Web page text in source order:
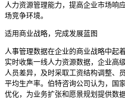
人力资源管理能力，提高企业市场响
场竞争环境。
适用商业战略，完成发展蓝图
人事管理数据在企业的商业战略中起
实时收集一线人力资源数据，企业高
人员差异，及时采取工资结构调整、
平均生产率。伯特咨询公司认为，国
优化，为业务扩张和愿景规划提供数据